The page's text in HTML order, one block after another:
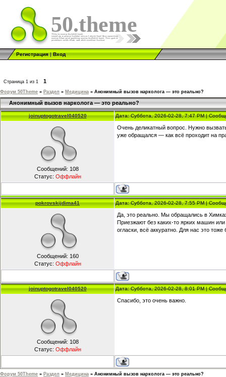
50.theme
Регистрация|Вход
Страница 1 из 1 1
Форум 50Theme » Раздел » Медицина » Анонимный вызов нарколога — это реально?
Анонимный вызов нарколога — это реально?
joinuptogotravel040520 Дата: Суббота, 2026-02-28, 7:47 PM |
Сообщений: 108
Статус: Оффлайн
Очень деликатный вопрос. Нужно
уже обращался — как всё проходит на
pokrovskijdima41 Дата: Суббота, 2026-02-28, 7:55 PM |
Сообщений: 160
Статус: Оффлайн
Да, это реально. Мы обращались в
Приезжают без каких-то ярких машин
огласки, всё аккуратно. Для нас это
joinuptogotravel040520 Дата: Суббота, 2026-02-28, 8:01 PM |
Сообщений: 108
Статус: Оффлайн
Спасибо, это очень важно.
Форум 50Theme » Раздел » Медицина » Анонимный вызов нарколога — это реально?